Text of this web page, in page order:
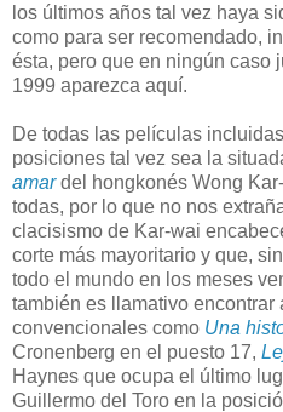
los últimos años tal vez haya
como para ser recomendado,
ésta, pero que en ningún caso
1999 aparezca aquí.
De todas las películas
posiciones tal vez sea la
amardel hongkonés Wong
todas, por lo que no nos
clacisismo de Kar-wai
corte más mayoritario y que,
todo el mundo en los meses
también es llamativo encontrar
convencionales como Una
Cronenberg en el puesto 17,
Haynes que ocupa el último
Guillermo del Toro en la